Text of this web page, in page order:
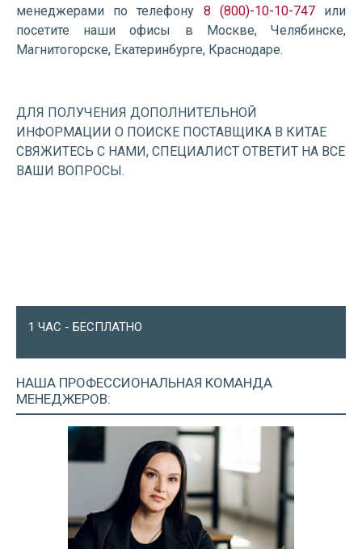
менеджерами по телефону 8 (800)-10-10-747или
посетите наши офисы в Москве, Челябинске,
Магнитогорске, Екатеринбурге, Краснодаре.
ДЛЯ ПОЛУЧЕНИЯ ДОПОЛНИТЕЛЬНОЙ
ИНФОРМАЦИИ О ПОИСКЕ ПОСТАВЩИКА В КИТАЕ
СВЯЖИТЕСЬ С НАМИ, СПЕЦИАЛИСТ ОТВЕТИТ НА ВСЕ
ВАШИ ВОПРОСЫ.
1 ЧАС - БЕСПЛАТНО
НАША ПРОФЕССИОНАЛЬНАЯ КОМАНДА
МЕНЕДЖЕРОВ: